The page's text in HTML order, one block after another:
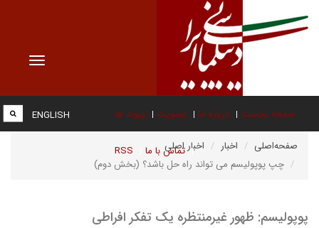
Toggle
صفحه نخست درباره ما عضویت پیوند ها
تماس با ما RSS
ENGLISH
صفحه‌اصلی اخبار
اخبار اصلی
چپ پوپولیسم می تواند راه حل باشد؟ (بخش دوم)
پوپولیسم: ظهور غیرمنتظره یک تفکر افراطی